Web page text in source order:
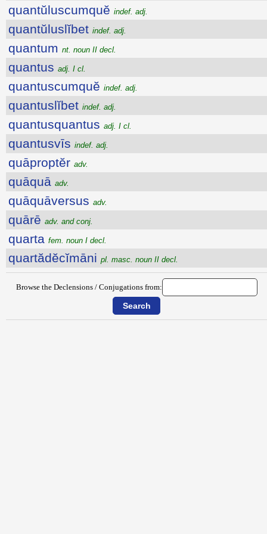
quantŭluscumquĕ indef. adj.
quantŭluslĭbet indef. adj.
quantum nt. noun II decl.
quantus adj. I cl.
quantuscumquĕ indef. adj.
quantuslĭbet indef. adj.
quantusquantus adj. I cl.
quantusvīs indef. adj.
quāproptĕr adv.
quāquā adv.
quāquāversus adv.
quārē adv. and conj.
quarta fem. noun I decl.
quartădĕcĭmāni pl. masc. noun II decl.
Browse the Declensions / Conjugations from: